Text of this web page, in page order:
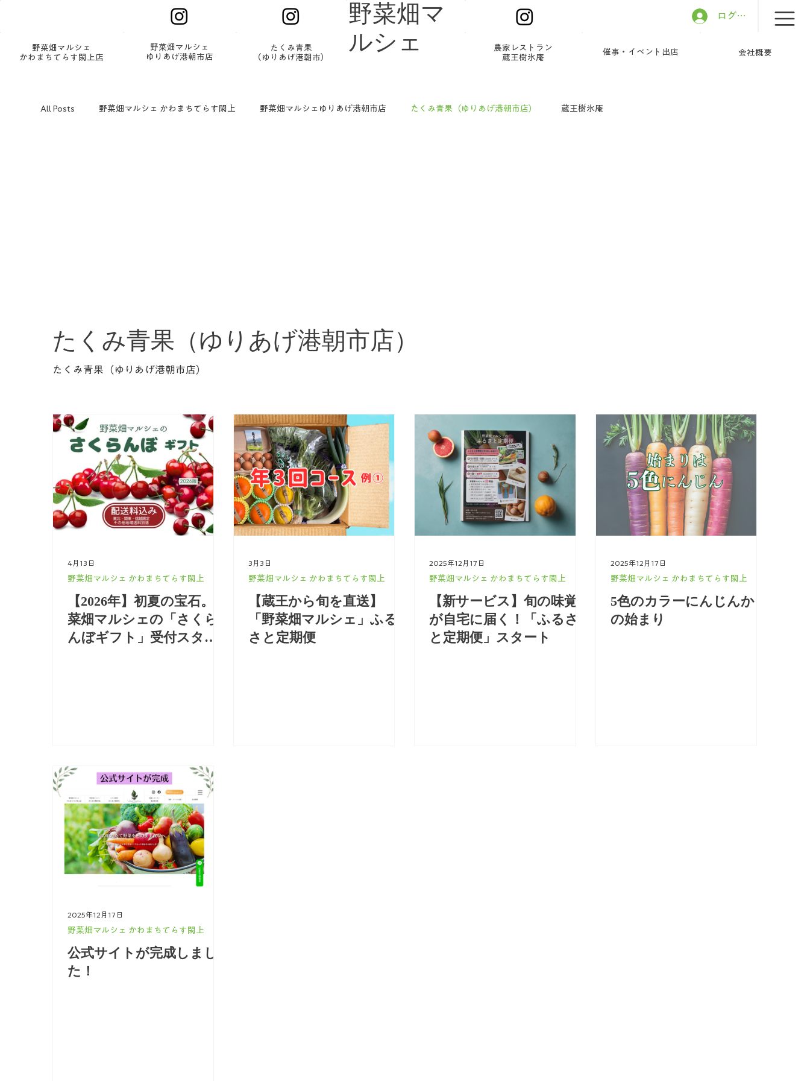
野菜畑マルシェ
かわまちてらす閖上店
野菜畑マルシェ
ゆりあげ港朝市店
たくみ青果
（ゆりあげ港朝市）
野菜畑マ
ルシェ
ログイン
農家レストラン
蔵王樹氷庵
催事・イベント出店 会社概要
All Posts 野菜畑マルシェ かわまちてらす閖上 野菜畑マルシェゆりあげ港朝市店 たくみ青果（ゆりあげ港朝市店） 蔵王樹氷庵
たくみ青果（ゆりあげ港朝市店）
たくみ青果（ゆりあげ港朝市店）
【2026年】初夏の宝石。野
菜畑マルシェの「さくら
んぼギフト」受付スター
野菜畑マルシェ かわまちてらす閖上
4月13日
【蔵王から旬を直送】
「野菜畑マルシェ」ふる
さと定期便
野菜畑マルシェ かわまちてらす閖上
3月3日
【新サービス】旬の味覚
が自宅に届く！「ふるさ
と定期便」スタート
野菜畑マルシェ かわまちてらす閖上
2025年12月17日
5色のカラーにんじんから
の始まり
野菜畑マルシェ かわまちてらす閖上
2025年12月17日
公式サイトが完成しまし
た！
野菜畑マルシェ かわまちてらす閖上
2025年12月17日